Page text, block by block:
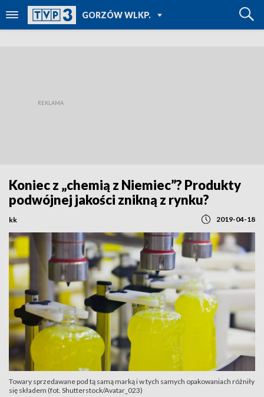
GORZÓW WLKP.
TVP REGIONY
Koniec z „chemią z Niemiec”? Produkty
podwójnej jakości znikną z rynku?
kk 2019-04-18
Towary sprzedawane pod tą samą marką i w tych samych opakowaniach różniły
się składem (fot. Shutterstock/Avatar_023)